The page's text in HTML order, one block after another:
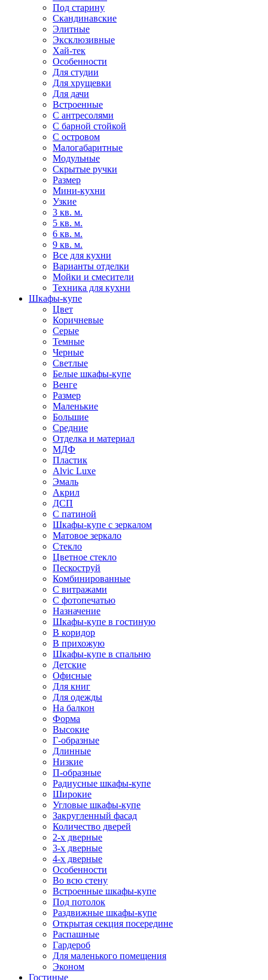
Под старину
Скандинавские
Элитные
Эксклюзивные
Хай-тек
Особенности
Для студии
Для хрущевки
Для дачи
Встроенные
С антресолями
С барной стойкой
С островом
Малогабаритные
Модульные
Скрытые ручки
Размер
Мини-кухни
Узкие
3 кв. м.
5 кв. м.
6 кв. м.
9 кв. м.
Все для кухни
Варианты отделки
Мойки и смесители
Техника для кухни
Шкафы-купе
Цвет
Коричневые
Серые
Темные
Черные
Светлые
Белые шкафы-купе
Венге
Размер
Маленькие
Большие
Средние
Отделка и материал
МДФ
Пластик
Alvic Luxe
Эмаль
Акрил
ДСП
С патиной
Шкафы-купе с зеркалом
Матовое зеркало
Стекло
Цветное стекло
Пескоструй
Комбинированные
С витражами
С фотопечатью
Назначение
Шкафы-купе в гостиную
В коридор
В прихожую
Шкафы-купе в спальню
Детские
Офисные
Для книг
Для одежды
На балкон
Форма
Высокие
Г-образные
Длинные
Низкие
П-образные
Радиусные шкафы-купе
Широкие
Угловые шкафы-купе
Закругленный фасад
Количество дверей
2-х дверные
3-х дверные
4-х дверные
Особенности
Во всю стену
Встроенные шкафы-купе
Под потолок
Раздвижные шкафы-купе
Открытая секция посередине
Распашные
Гардероб
Для маленького помещения
Эконом
Гостиные